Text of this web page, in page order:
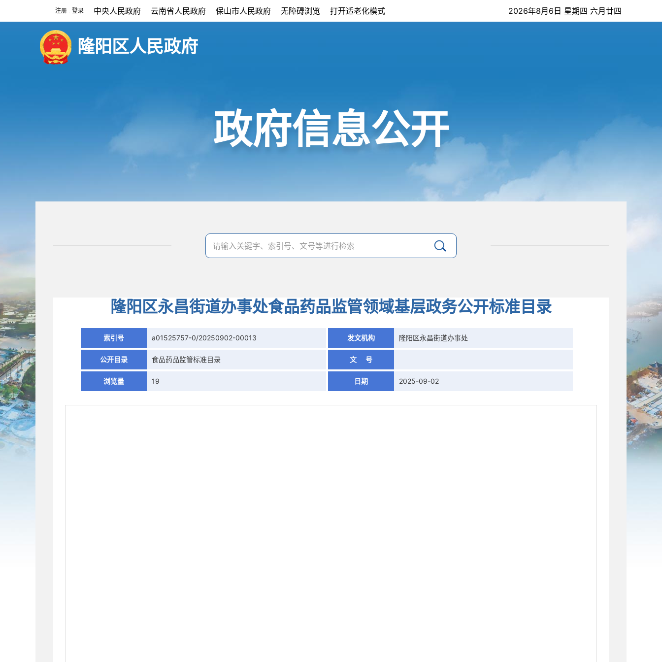
注册 登录 中央人民政府 云南省人民政府 保山市人民政府 无障碍浏览 打开适老化模式 2026年8月6日 星期四 六月廿四
隆阳区人民政府
政府信息公开
隆阳区永昌街道办事处食品药品监管领域基层政务公开标准目录
索引号 a01525757-0/20250902-00013 发文机构 隆阳区永昌街道办事处
公开目录 食品药品监管标准目录 文 号
浏览量 19 日期 2025-09-02